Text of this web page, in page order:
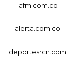
lafm.com.co
alerta.com.co
deportesrcn.com